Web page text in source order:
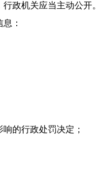
政机关应当主动公开。
：
的行政处罚决定；